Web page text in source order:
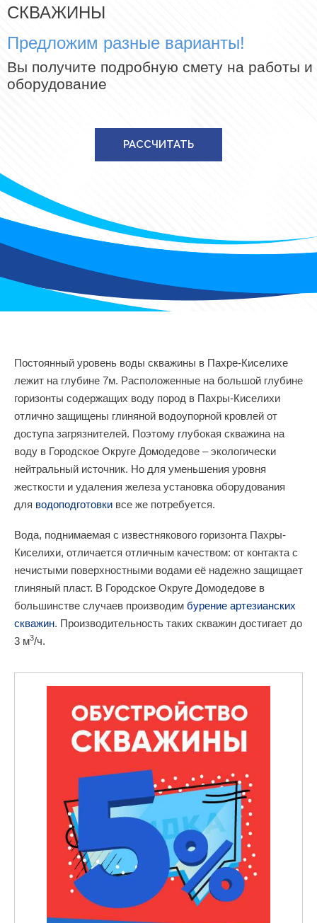
СКВАЖИНЫ
Предложим разные варианты!
Вы получите подробную смету на работы и
оборудование
РАССЧИТАТЬ
Постоянный уровень воды скважины в Пахре-Киселихе
лежит на глубине 7м. Расположенные на большой глубине
горизонты содержащих воду пород в Пахры-Киселихи
отлично защищены глиняной водоупорной кровлей от
доступа загрязнителей. Поэтому глубокая скважина на
воду в Городское Округе Домодедове – экологически
нейтральный источник. Но для уменьшения уровня
жесткости и удаления железа установка оборудования
для водоподготовки все же потребуется.
Вода, поднимаемая с известнякового горизонта Пахры-
Киселихи, отличается отличным качеством: от контакта с
нечистыми поверхностными водами её надежно защищает
глиняный пласт. В Городское Округе Домодедове в
большинстве случаев производим бурение артезианских
скважин. Производительность таких скважин достигает до
3 м3/ч.